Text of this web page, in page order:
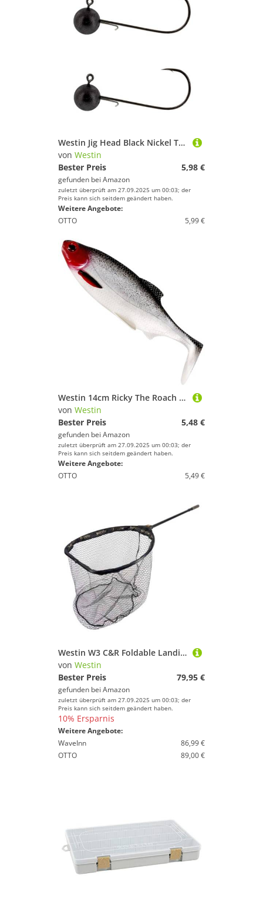
Westin Jig Head Black Nickel Tungsten - 2 Jighaken, Größe/Gewicht/Packungsinhalt:Gr. 4/0 / 3.5g / 2 Stück
von Westin
Bester Preis
5,98 €
gefunden bei Amazon
zuletzt überprüft am 27.09.2025 um 00:03; der
Preis kann sich seitdem geändert haben.
Weitere Angebote:
OTTO
5,99 €
Westin 14cm Ricky The Roach Shadtail 42g - Gummifisch, Farbe:Red Light
von Westin
Bester Preis
5,48 €
gefunden bei Amazon
zuletzt überprüft am 27.09.2025 um 00:03; der
Preis kann sich seitdem geändert haben.
Weitere Angebote:
OTTO
5,49 €
Westin W3 C&R Foldable Landing Net 60x70x65cm - Raubfischkescher, Hechtkescher, Unterfangkescher, Angelkescher, Kescher
von Westin
Bester Preis
79,95 €
gefunden bei Amazon
zuletzt überprüft am 27.09.2025 um 00:03; der
Preis kann sich seitdem geändert haben.
10% Ersparnis
Weitere Angebote:
WaveInn
86,99 €
OTTO
89,00 €